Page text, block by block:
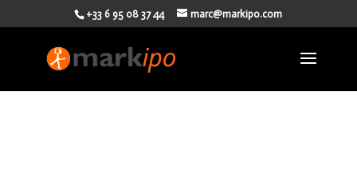
+33 6 95 08 37 44 marc@markipo.com